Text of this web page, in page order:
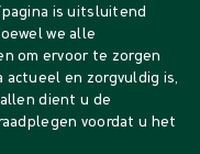
is uitsluitend
we alle
om ervoor te zorgen
en zorgvuldig is,
dient u de
voordat u het